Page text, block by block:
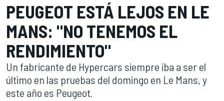
PEUGEOT ESTÁ LEJOS EN LE
MANS: "NO TENEMOS EL
RENDIMIENTO"
Un fabricante de Hypercars siempre iba a ser el
último en las pruebas del domingo en Le Mans, y
este año es Peugeot.